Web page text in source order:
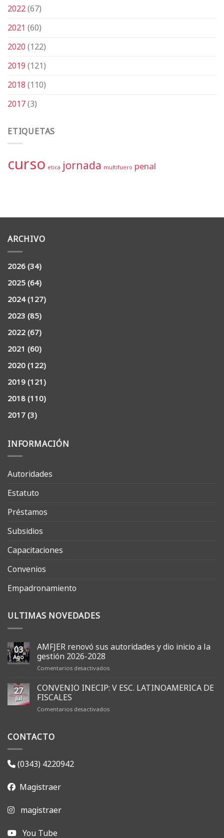
2022(67)
2021 (60)
2020(122)
2019(121)
2018(110)
2017(3)
ETIQUETAS
curso etica jornada multifuero penal
ARCHIVO
2026(34)
2025(64)
2024(127)
2023(85)
2022(67)
2021 (60)
2020(122)
2019(121)
2018(110)
2017(3)
INFORMACIÓN
Autoridades
Estatuto
Préstamos
Subsidios
Capacitaciones
Convenios
Empadronamiento
ULTIMAS NOVEDADES
03
Ago
AMFJER renovó sus autoridades y dio inicio a la
gestión 2026-2028
Comentarios desactivadosen
renovó
sus
y
27
Jul
CONVENIO INECIP: V ESC. LATINOAMERICA DE
FISCALES
Comentarios desactivadosen
CONTACTO
(0343) 4220942
Magistraer
magistraer
You Tube